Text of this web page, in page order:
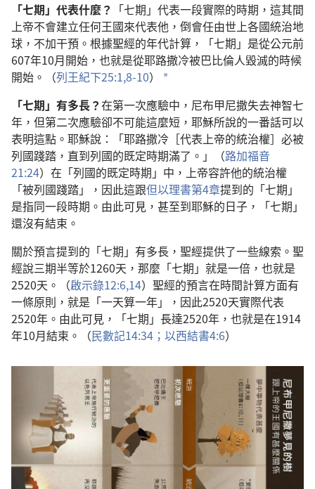
「七期」代表什麼？ 「七期」代表一段實際的時期，這其間
上帝不會建立任何王國來代表他，倒會任由世上各國統治地
球，不加干預。根據聖經的年代計算，「七期」是從公元前
607年10月開始，也就是從耶路撒冷被巴比倫人毀滅的時候
開始。（列王紀下25:1,8-10） a
「七期」有多長？在第一次應驗中，尼布甲尼撒失去神智七
年，但第二次應驗卻不可能這麼短，耶穌所說的一番話可以
表明這點。耶穌說：「耶路撒冷［代表上帝的統治權］必被
列國踐踏，直到列國的既定時期滿了。」（路加福音
21:24）在「列國的既定時期」中，上帝容許他的統治權
「被列國踐踏」，因此這跟但以理書第4章提到的「七期」
是指同一段時期。由此可見，甚至到耶穌的日子，「七期」
還沒有結束。
關於預言提到的「七期」有多長，聖經提供了一些線索。聖
經說三期半等於1260天，那麼「七期」就是一倍，也就是
2520天。（啟示錄12:6,14）聖經的預言在時間計算方面有
一條原則，就是「一天算一年」，因此2520天實際代表
2520年。由此可見，「七期」長達2520年，也就是在1914
年10月結束。（民數記14:34； 以西結書4:6）